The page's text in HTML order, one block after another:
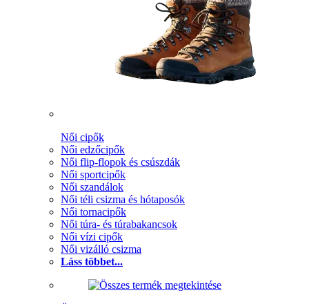
Női cipők
Női edzőcipők
Női flip-flopok és csúszdák
Női sportcipők
Női szandálok
Női téli csizma és hótaposók
Női tornacipők
Női túra- és túrabakancsok
Női vízi cipők
Női vizálló csizma
Láss többet...